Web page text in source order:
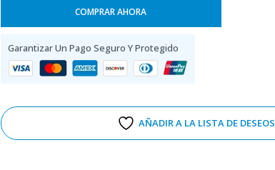
COMPRAR AHORA
Garantizar Un Pago Seguro Y Protegido
AÑADIR A LA LISTA DE DESEOS